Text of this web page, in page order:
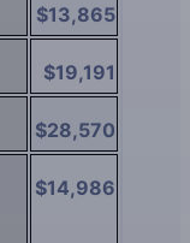
$13,865
$19,191
$28,570
$14,986